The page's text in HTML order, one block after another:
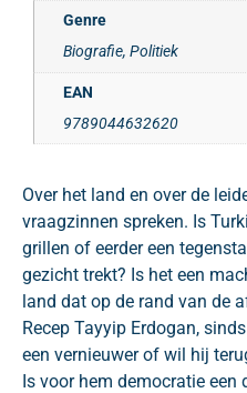
Genre
Biografie, Politiek
EAN
9789044632620
Over het land en over de
vraagzinnen spreken. Is
grillen of eerder een
gezicht trekt? Is het een
land dat op de rand van de
Recep Tayyip Erdogan,
een vernieuwer of wil hij
Is voor hem democratie een